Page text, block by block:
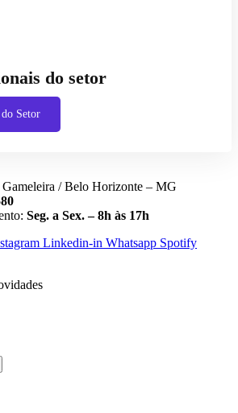
do setor
Setor
/ Belo Horizonte – MG
Seg. a Sex. – 8h às 17h
Linkedin-in Whatsapp Spotify